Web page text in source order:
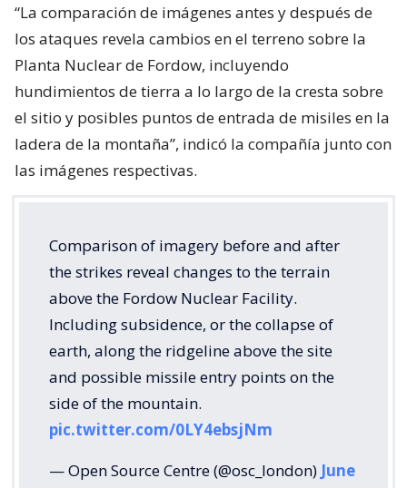
“La comparación de imágenes antes y después de
los ataques revela cambios en el terreno sobre la
Planta Nuclear de Fordow, incluyendo
hundimientos de tierra a lo largo de la cresta sobre
el sitio y posibles puntos de entrada de misiles en la
ladera de la montaña”, indicó la compañía junto con
las imágenes respectivas.
Comparison of imagery before and after
the strikes reveal changes to the terrain
above the Fordow Nuclear Facility.
Including subsidence, or the collapse of
earth, along the ridgeline above the site
and possible missile entry points on the
side of the mountain.
pic.twitter.com/0LY4ebsjNm
— Open Source Centre (@osc_london) June